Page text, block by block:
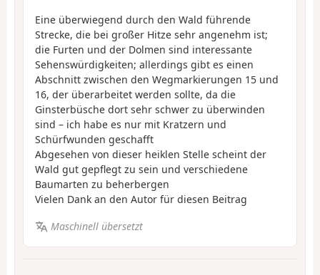
Eine überwiegend durch den Wald führende
Strecke, die bei großer Hitze sehr angenehm ist;
die Furten und der Dolmen sind interessante
Sehenswürdigkeiten; allerdings gibt es einen
Abschnitt zwischen den Wegmarkierungen 15 und
16, der überarbeitet werden sollte, da die
Ginsterbüsche dort sehr schwer zu überwinden
sind – ich habe es nur mit Kratzern und
Schürfwunden geschafft
Abgesehen von dieser heiklen Stelle scheint der
Wald gut gepflegt zu sein und verschiedene
Baumarten zu beherbergen
Vielen Dank an den Autor für diesen Beitrag
Maschinell übersetzt